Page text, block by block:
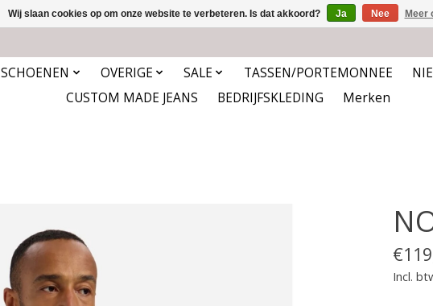
SCHOENEN OVERIGE SALE TASSEN/PORTEMONNEE
CUSTOM MADE JEANS
BEDRIJFSKLEDING Merken
Incl.
Wij slaan cookies op om onze website te verbeteren. Is dat akkoord? Ja Nee Meer